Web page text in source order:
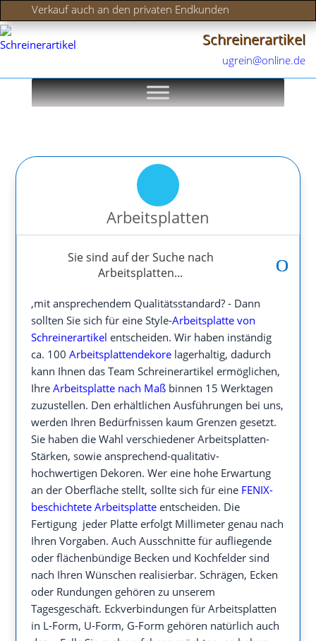
Verkauf auch an den privaten Endkunden
Schreinerartikel
ugrein@online.de
Arbeitsplatten
Sie sind auf der Suche nach
Arbeitsplatten...
,mit ansprechendem Qualitätsstandard? - Dann
sollten Sie sich für eine Style-Arbeitsplatte von
Schreinerartikel entscheiden. Wir haben inständig
ca. 100Arbeitsplattendekore lagerhaltig, dadurch
kann Ihnen das Team Schreinerartikel ermöglichen,
IhreArbeitsplatte nach Maß binnen 15 Werktagen
zuzustellen. Den erhältlichen Ausführungen bei uns,
werden Ihren Bedürfnissen kaum Grenzen gesetzt.
Sie haben die Wahl verschiedener Arbeitsplatten-
Stärken, sowie ansprechend-qualitativ-
hochwertigen Dekoren. Wer eine hohe Erwartung
an der Oberfläche stellt, sollte sich für eine FENIX-
beschichtete Arbeitsplatte entscheiden. Die
Fertigung jeder Platte erfolgt Millimeter genau nach
Ihren Vorgaben. Auch Ausschnitte für aufliegende
oder flächenbündige Becken und Kochfelder sind
nach Ihren Wünschen realisierbar. Schrägen, Ecken
oder Rundungen gehören zu unserem
Tagesgeschäft. Eckverbindungen für Arbeitsplatten
in L-Form, U-Form, G-Form gehören natürlich auch